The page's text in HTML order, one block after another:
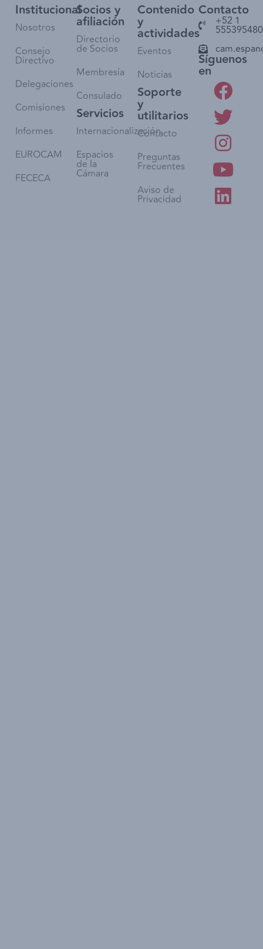
Institucional
Nosotros
Consejo
Directivo
Delegaciones
Comisiones
Informes
EUROCAM
FECECA
Socios y
afiliación
Directorio
de Socios
Membresía
Consulado
Servicios
Internacionalización
Espacios
de la
Cámara
Contenido
y
actividades
Eventos
Noticias
Soporte
y
utilitarios
Contacto
Preguntas
Frecuentes
Aviso de
Privacidad
Contacto
+52 1
Síguenos
en